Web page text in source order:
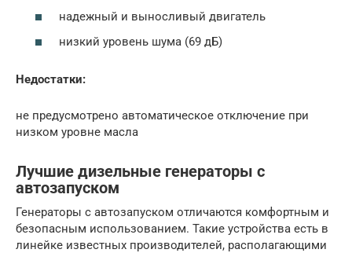
надежный и выносливый двигатель
низкий уровень шума (69 дБ)
Недостатки:
не предусмотрено автоматическое отключение при
низком уровне масла
Лучшие дизельные генераторы с
автозапуском
Генераторы с автозапуском отличаются комфортным и
безопасным использованием. Такие устройства есть в
линейке известных производителей, располагающими